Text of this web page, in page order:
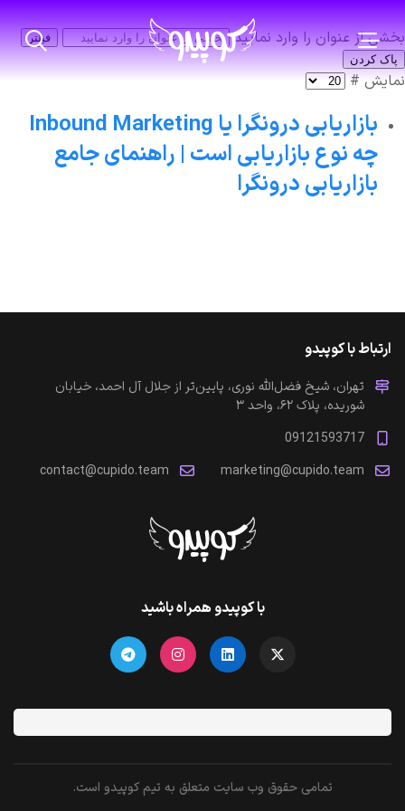
بخشی از عنوان را وارد نمایید
فیلتر
پاک کردن
نمایش #
بازاریابی درونگرا یا Inbound Marketing
چه نوع بازاریابی است | راهنمای جامع
بازاریابی درونگرا
ارتباط با کوپیدو
تهران، شیخ فضل‌الله نوری، پایین‌تر از جلال آل احمد، خیابان
شوریده، پلاک ۶۲، واحد ۳
09121593717
marketing@cupido.team
contact@cupido.team
با کوپیدو همراه باشید
تمامی حقوق وب سایت متعلق به تیم کوپیدو است.